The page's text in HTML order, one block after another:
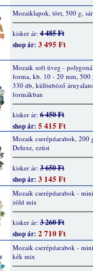
Mozaiklapok, tört, 500 g,
kisker ár: 4 485 Ft
shop ár: 3 495 Ft
Mozaik soft üveg -
forma, kb. 10 - 20 mm, 500
330 db, különböző
formákban
kisker ár: 6 450 Ft
shop ár: 5 415 Ft
Mozaik cserépdarabok, 200
Deluxe, ezüst
kisker ár: 3 650 Ft
shop ár: 3 145 Ft
Mozaik cserépdarabok -
zöld mix
kisker ár: 3 260 Ft
shop ár: 2 710 Ft
Mozaik cserépdarabok -
kék mix